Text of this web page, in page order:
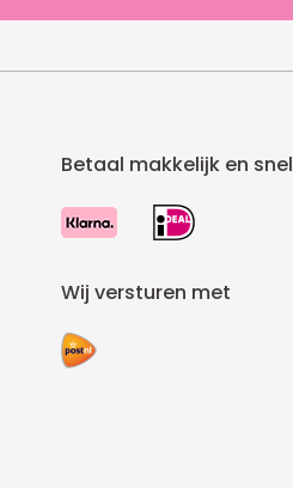
Betaal makkelijk en snel
Wij versturen met